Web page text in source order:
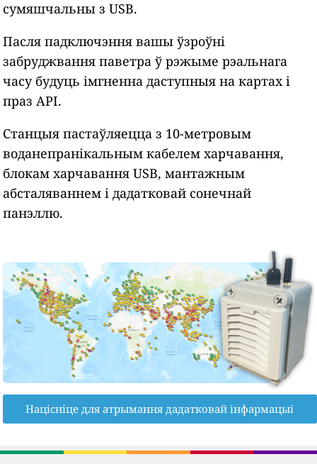
сумяшчальны з USB.
Пасля падключэння вашы ўзроўні
забруджвання паветра ў рэжыме рэальнага
часу будуць імгненна даступныя на картах і
праз API.
Станцыя пастаўляецца з 10-метровым
воданепранікальным кабелем харчавання,
блокам харчавання USB, мантажным
абсталяваннем і дадатковай сонечнай
панэллю.
Націсніце для атрымання дадатковай інфармацыі